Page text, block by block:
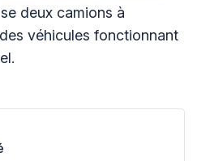
deux camions à
véhicules fonctionnant